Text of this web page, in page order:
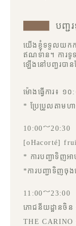
បញ្ជ
យើងខ្ញុំទទួលយកក
ឥណទាន។ ការទូទ
ឡើងនៅបញ្ជរបាន
ម៉ោងធ្វើការ៖
* ប្រែប្រួលតាមហ
10:00～20:30
[oHacorté]
* ការបញ្ជាទិញ
*ការបញ្ជាទិញ
11:00～23:00
ភោជនីយដ្ឋានចិន
THE CARINO